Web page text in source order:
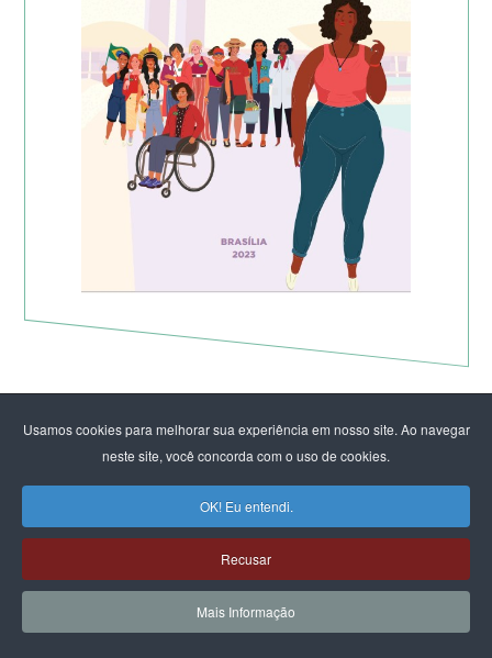
Usamos cookies para melhorar sua experiência em nosso site. Ao navegar
neste site, você concorda com o uso de cookies.
OK! Eu entendi.
Recusar
Mais Informação